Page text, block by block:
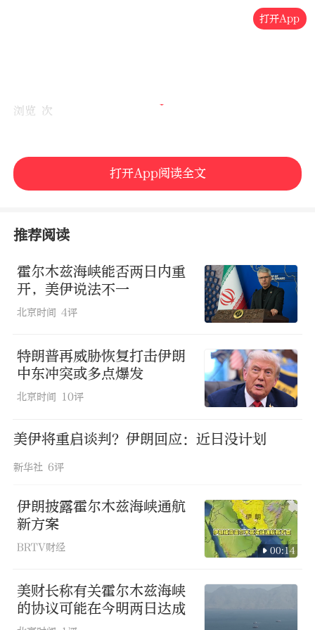
打开App
浏览 次
打开App阅读全文
推荐阅读
霍尔木兹海峡能否两日内重
开，美伊说法不一
北京时间 4评
特朗普再威胁恢复打击伊朗
中东冲突或多点爆发
北京时间 10评
美伊将重启谈判？伊朗回应：近日没计划
新华社 6评
伊朗披露霍尔木兹海峡通航
新方案
BRTV财经 00:14
美财长称有关霍尔木兹海峡
的协议可能在今明两日达成